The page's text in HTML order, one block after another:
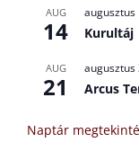
AUG
14
augusztus
Kurultáj
AUG
21
augusztus
Arcus
Naptár